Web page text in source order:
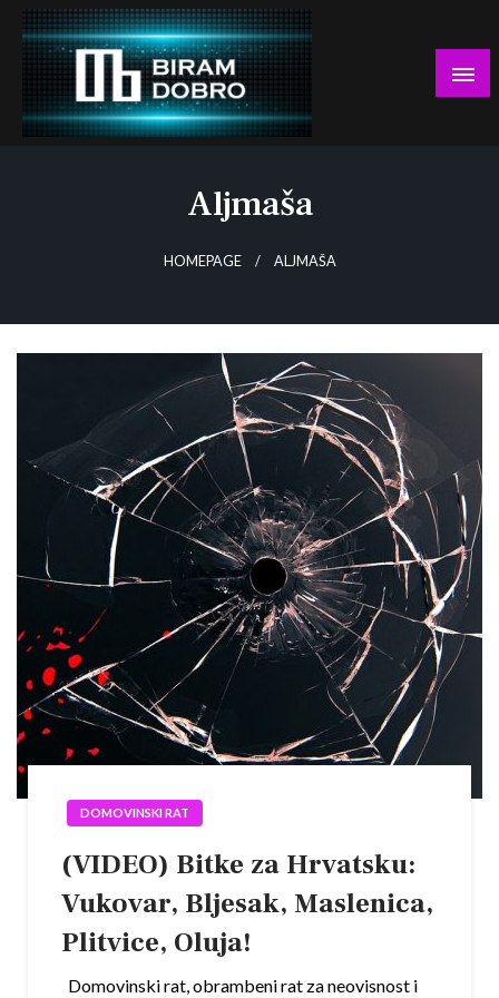
Skip
content
Aljmaša
HOMEPAGE ALJMAŠA
DOMOVINSKI RAT
(VIDEO) Bitke za Hrvatsku:
Vukovar, Bljesak, Maslenica,
Plitvice, Oluja!
Domovinski rat, obrambeni rat za neovisnost i